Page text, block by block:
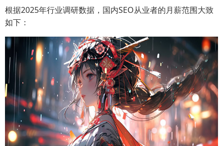
根据2025年行业调研数据，国内SEO从业者的月薪范围大致
如下：